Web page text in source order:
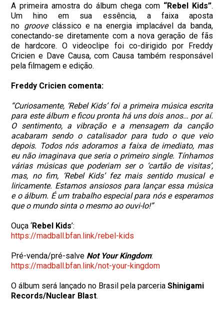
A primeira amostra do álbum chega com “Rebel Kids”.
Um hino em sua essência, a faixa aposta
no grooveclássico e na energia implacável da banda,
conectando-se diretamente com a nova geração de fãs
de hardcore. O videoclipe foi co-dirigido por Freddy
Cricien e Dave Causa, com Causa também responsável
pela filmagem e edição.
Freddy Cricien comenta:
“Curiosamente, ‘Rebel Kids’ foi a primeira música escrita
para este álbum e ficou pronta há uns dois anos… por aí.
O sentimento, a vibração e a mensagem da canção
acabaram sendo o catalisador para tudo o que veio
depois. Todos nós adoramos a faixa de imediato, mas
eu não imaginava que seria o primeiro single. Tínhamos
várias músicas que poderiam ser o ‘cartão de visitas’,
mas, no fim, ‘Rebel Kids’ fez mais sentido musical e
liricamente. Estamos ansiosos para lançar essa música
e o álbum. É um trabalho especial para nós e esperamos
que o mundo sinta o mesmo ao ouvi-lo!”
Ouça ‘Rebel Kids’:
https://madball.bfan.link/rebel-kids
Pré-venda/pré-salve Not Your Kingdom:
https://madball.bfan.link/not-your-kingdom
O álbum será lançado no Brasil pela parceriaShinigami
Records/Nuclear Blast.